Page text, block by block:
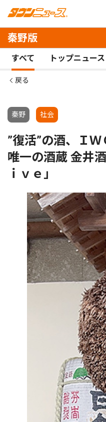
秦野版
すべて トップニュース
戻る
秦野 社会
”復活”の酒、Ｉ
唯一の酒蔵 金井
ｉｖｅ」